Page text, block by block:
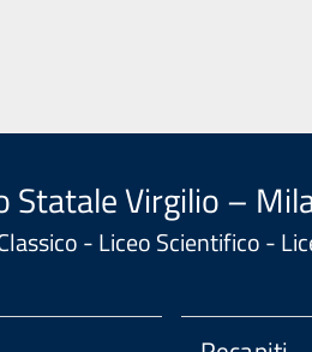
Statale Virgilio –
- Liceo Scientifico -